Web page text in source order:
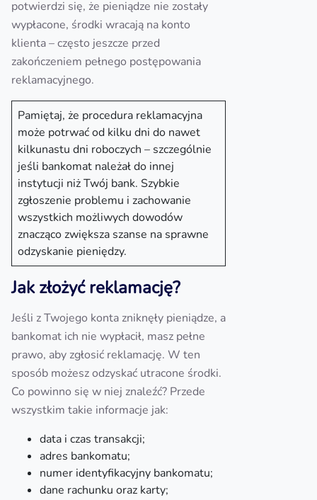
potwierdzi się, że pieniądze nie zostały
wypłacone, środki wracają na konto
klienta – często jeszcze przed
zakończeniem pełnego postępowania
reklamacyjnego.
Pamiętaj, że procedura reklamacyjna
może potrwać od kilku dni do nawet
kilkunastu dni roboczych – szczególnie
jeśli bankomat należał do innej
instytucji niż Twój bank. Szybkie
zgłoszenie problemu i zachowanie
wszystkich możliwych dowodów
znacząco zwiększa szanse na sprawne
odzyskanie pieniędzy.
Jak złożyć reklamację?
Jeśli z Twojego konta zniknęły pieniądze, a
bankomat ich nie wypłacił, masz pełne
prawo, aby zgłosić reklamację. W ten
sposób możesz odzyskać utracone środki.
Co powinno się w niej znaleźć? Przede
wszystkim takie informacje jak:
data i czas transakcji;
adres bankomatu;
numer identyfikacyjny bankomatu;
dane rachunku oraz karty;